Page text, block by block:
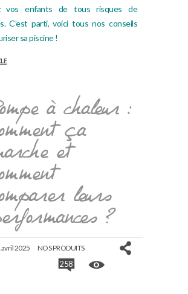
vos enfants de tous risques de
C’est parti, voici tous nos conseils
sa piscine !
à chaleur :
ça
et
leurs
?
avril 2025 NOS PRODUITS
258